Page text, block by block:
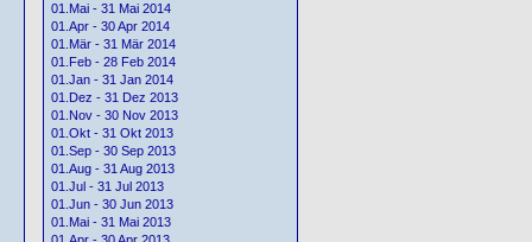
01.Mai - 31 Mai 2014
01.Apr - 30 Apr 2014
01.Mär - 31 Mär 2014
01.Feb - 28 Feb 2014
01.Jan - 31 Jan 2014
01.Dez - 31 Dez 2013
01.Nov - 30 Nov 2013
01.Okt - 31 Okt 2013
01.Sep - 30 Sep 2013
01.Aug - 31 Aug 2013
01.Jul - 31 Jul 2013
01.Jun - 30 Jun 2013
01.Mai - 31 Mai 2013